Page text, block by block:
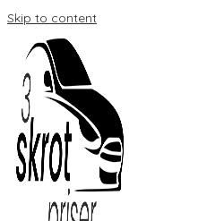
Skip to content